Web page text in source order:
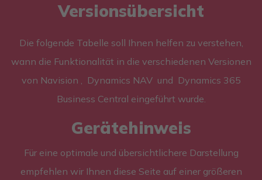
Versionsübersicht
Die folgende Tabelle soll Ihnen helfen zu verstehen,
wann die Funktionalität in die verschiedenen Versionen
von Navision , Dynamics NAV und Dynamics 365
Business Central eingeführt wurde.
Gerätehinweis
Für eine optimale und übersichtlichere Darstellung
empfehlen wir Ihnen diese Seite auf einer größeren